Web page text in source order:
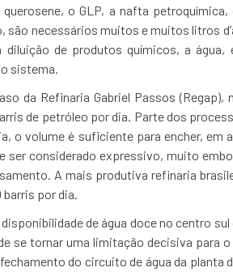
o GLP, a nafta
são necessários muitos e muitos litros
de produtos químicos, a
sistema.
da Refinaria Gabriel Passos
de petróleo por dia. Parte dos
o volume é suficiente para encher, em
ser considerado expressivo, muito
A mais produtiva refinaria
por dia.
de água doce no centro
se tornar uma limitação decisiva para
do circuito de água da planta